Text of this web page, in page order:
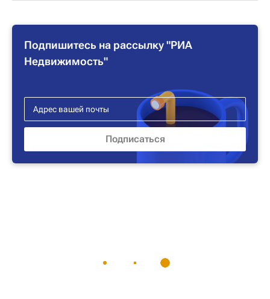
Подпишитесь на рассылку "РИА
Недвижимость"